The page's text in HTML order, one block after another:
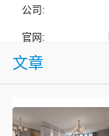
公司:
官网:
文章